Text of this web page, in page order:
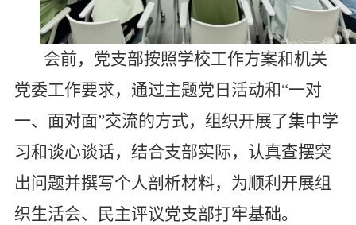
会前，党支部按照学校工作方案和机关
党委工作要求，通过主题党日活动和“一对
一、面对面”交流的方式，组织开展了集中学
习和谈心谈话，结合支部实际，认真查摆突
出问题并撰写个人剖析材料，为顺利开展组
织生活会、民主评议党支部打牢基础。